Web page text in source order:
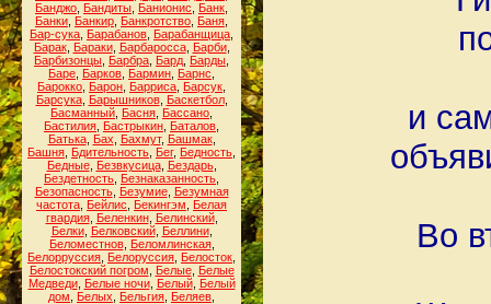
Банджо Бандиты Банионис Банк
Банки Банкир Банкротство Баня
Бар-сука Барабанов Барабанщица
Барак, Бараки, Барбаросса, Барби,
Барбизонцы Барбра Бард Барды
Баре Барков Бармин Барнс
Барокко Барон Барриса Барсук
Барсука, Барышников, Баскетбол,
Басманный Басня Бассано
Бастилия Бастрыкин Баталов
Батька, Бах Бахмут, Башмак,
Башня Бдительность Бег, Бедность
Бедные, Безвкусица, Бездарь,
Бездетность Безнаказанность
Безопасность, Безумие, Безумная
частота Бейлис Бекингэм
Белая
гвардия, Беленкин, Белинский,
Белки, Белковский, Беллини,
Беломестнов, Беломлинская,
Белорруссия Белоруссия Белосток
Белостокский погром
Белые, Белые
Медведи, Белые ночи, Белый, Белый
дом
Белых Бельгия Беляев
и
Во